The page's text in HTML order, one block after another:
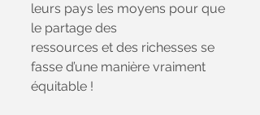
leurs pays les moyens pour que
le partage des
ressources et des richesses se
fasse d’une manière vraiment
équitable !